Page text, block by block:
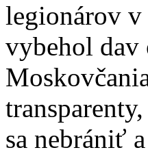
legionárov v
vybehol dav
sa nebrániť